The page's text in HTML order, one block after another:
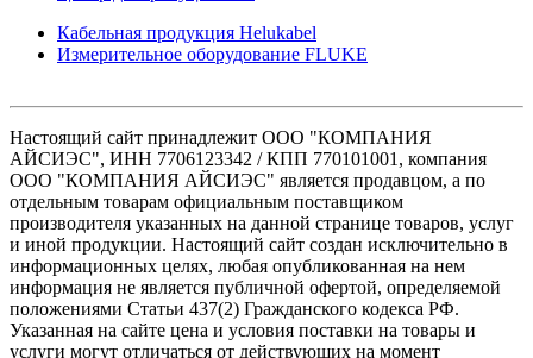
Кабельная продукция Helukabel
Измерительное оборудование FLUKE
Настоящий сайт принадлежит ООО "КОМПАНИЯ
АЙСИЭС", ИНН 7706123342 / КПП 770101001, компания
ООО "КОМПАНИЯ АЙСИЭС" является продавцом, а по
отдельным товарам официальным поставщиком
производителя указанных на данной странице товаров, услуг
и иной продукции. Настоящий сайт создан исключительно в
информационных целях, любая опубликованная на нем
информация не является публичной офертой, определяемой
положениями Статьи 437(2) Гражданского кодекса РФ.
Указанная на сайте цена и условия поставки на товары и
услуги могут отличаться от действующих на момент